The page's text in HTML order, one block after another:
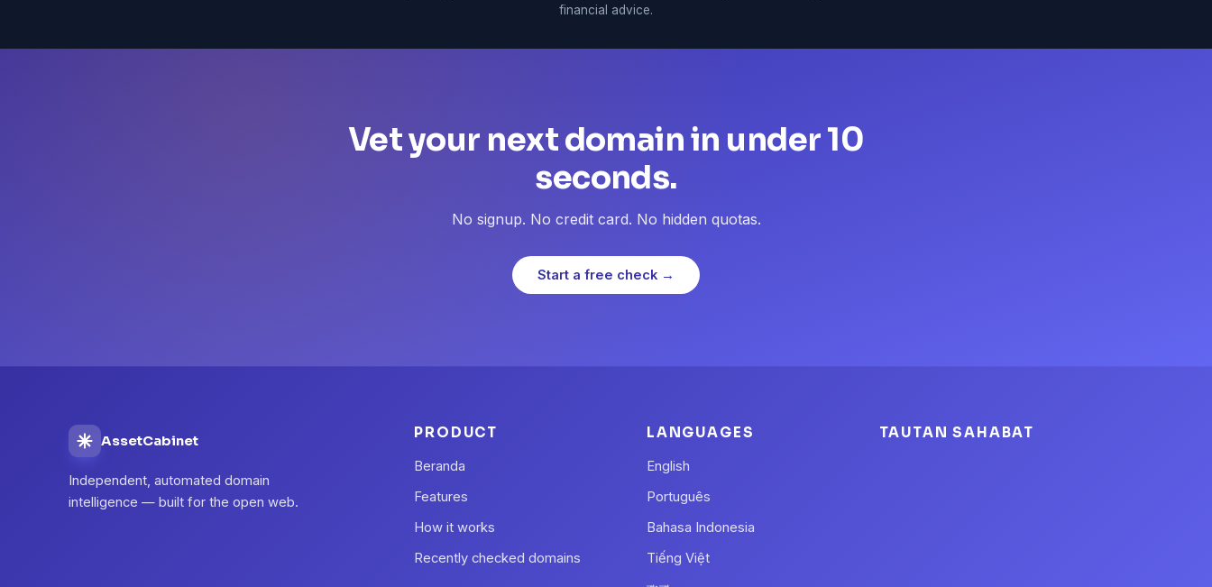
financial advice.
Vet your next domain in under 10
seconds.
No signup. No credit card. No hidden quotas.
Start a free check →
AssetCabinet
Independent, automated domain
intelligence — built for the open web.
PRODUCT
Beranda
Features
How it works
Recently checked domains
LANGUAGES
English
Português
Bahasa Indonesia
Tiếng Việt
TAUTAN SAHABAT